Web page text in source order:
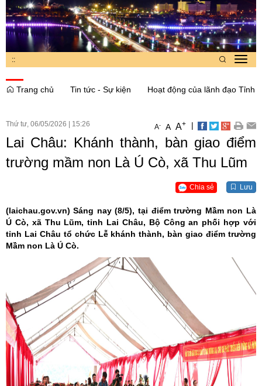
::
Trang chủ
Tin tức - Sự kiện Hoạt động của lãnh đạo Tỉnh
Thứ tư, 06/05/2026 15:26 A- A A+ |
Lai Châu: Khánh thành, bàn giao điểm
trường mầm non Là Ú Cò, xã Thu Lũm
Chia sẻ Lưu
(laichau.gov.vn) Sáng nay (8/5), tại điểm trường Mầm non Là
Ú Cò, xã Thu Lũm, tỉnh Lai Châu, Bộ Công an phối hợp với
tỉnh Lai Châu tổ chức Lễ khánh thành, bàn giao điểm trường
Mầm non Là Ú Cò.